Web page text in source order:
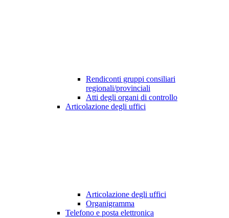
Rendiconti gruppi consiliari
regionali/provinciali
Atti degli organi di controllo
Articolazione degli uffici
Articolazione degli uffici
Organigramma
Telefono e posta elettronica